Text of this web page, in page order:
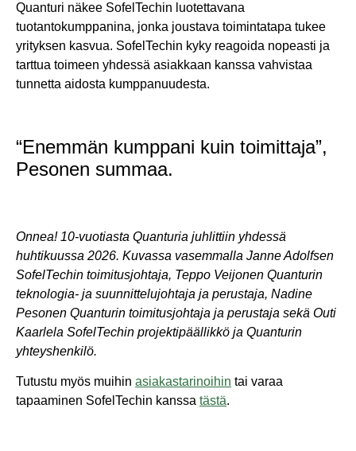
Quanturi näkee SofelTechin luotettavana
tuotantokumppanina, jonka joustava toimintatapa tukee
yrityksen kasvua. SofelTechin kyky reagoida nopeasti ja
tarttua toimeen yhdessä asiakkaan kanssa vahvistaa
tunnetta aidosta kumppanuudesta.
“Enemmän kumppani kuin toimittaja”,
Pesonen summaa.
Onnea! 10-vuotiasta Quanturia juhlittiin yhdessä
huhtikuussa 2026. Kuvassa vasemmalla Janne Adolfsen
SofelTechin toimitusjohtaja, Teppo Veijonen Quanturin
teknologia- ja suunnittelujohtaja ja perustaja, Nadine
Pesonen Quanturin toimitusjohtaja ja perustaja sekä Outi
Kaarlela SofelTechin projektipäällikkö ja Quanturin
yhteyshenkilö.
Tutustu myös muihin asiakastarinoihin tai varaa
tapaaminen SofelTechin kanssa tästä.